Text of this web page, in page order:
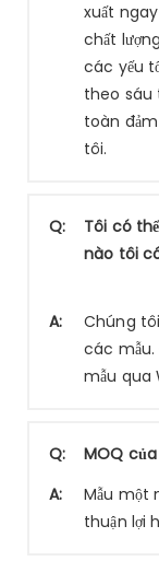
xuất
chất
các yếu
theo sáu
toàn
tôi.
Q:
Tôi có
nào tôi
A:
Chúng
các
mẫu qua
Q:
MOQ
A:
Mẫu một
thuận lợi